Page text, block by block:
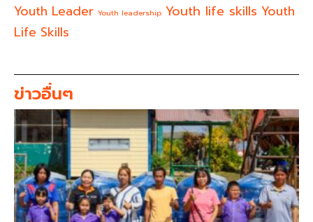
Youth Leader Youth leadership Youth life skills Youth
Life Skills
ข่าวอื่นๆ